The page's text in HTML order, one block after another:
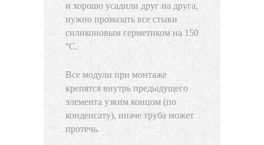
и хорошо усадили друг на друга,
нужно промазать все стыки
силиконовым герметиком на 150
°C.
Все модули при монтаже
крепятся внутрь предыдущего
элемента узким концом (по
конденсату), иначе труба может
протечь.